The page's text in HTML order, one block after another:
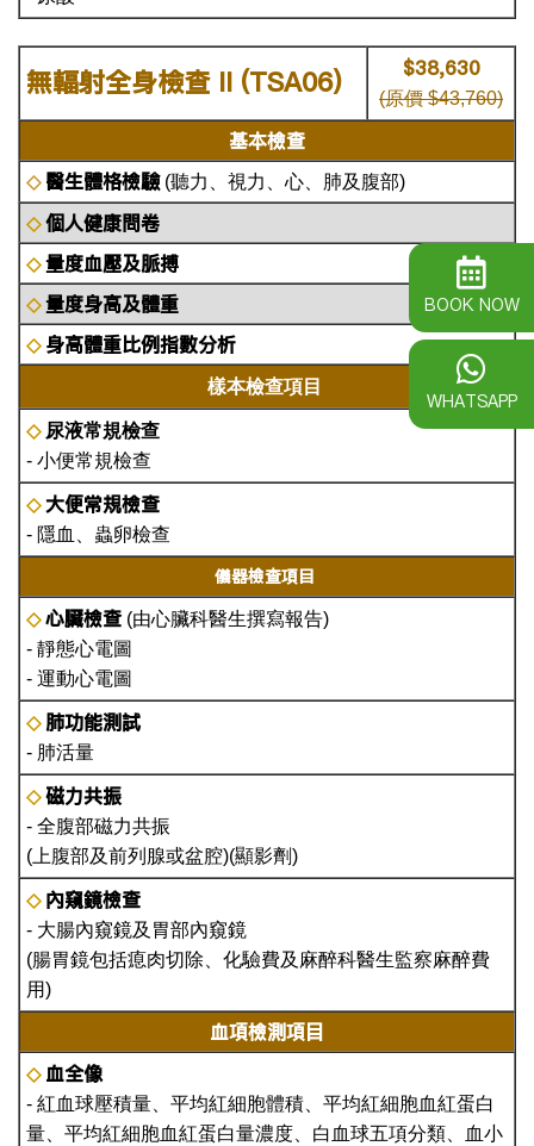
無輻射全身檢查 II (TSA06) $38,630
(原價 $43,760)
基本檢查
◇ 醫生體格檢驗(聽力、視力、心、肺及腹部)
◇ 個人健康問卷
◇ 量度血壓及脈搏
◇ 量度身高及體重
◇ 身高體重比例指數分析
樣本檢查項目
◇ 尿液常規檢查
- 小便常規檢查
◇大便常規檢查
- 隱血、蟲卵檢查
儀器檢查項目
◇心臟檢查 (由心臟科醫生撰寫報告)
- 靜態心電圖
- 運動心電圖
◇ 肺功能測試
- 肺活量
◇磁力共振
- 全腹部磁力共振
(上腹部及前列腺或盆腔)(顯影劑)
◇ 內窺鏡檢查
- 大腸內窺鏡及胃部內窺鏡
(腸胃鏡包括瘜肉切除、化驗費及麻醉科醫生監察麻醉費
用)
血項檢測項目
◇ 血全像
- 紅血球壓積量、平均紅細胞體積、平均紅細胞血紅蛋白
量、平均紅細胞血紅蛋白量濃度、白血球五項分類、血小
BOOK NOW
WHATSAPP